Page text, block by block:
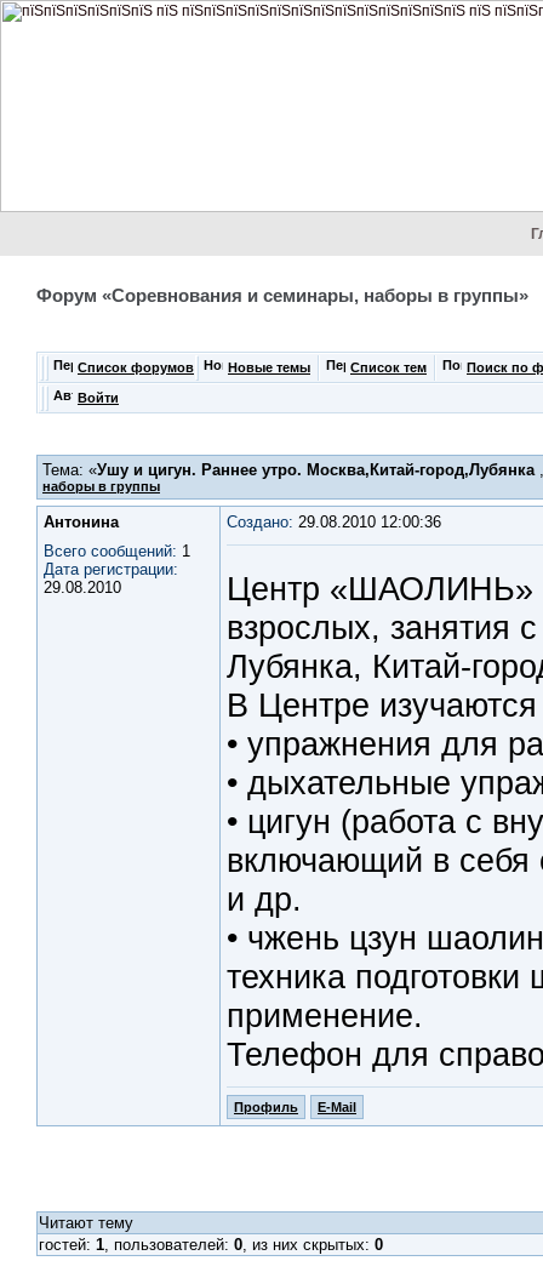
Форум «Соревнования и семинары, наборы в группы»
Список форумов Новые темы Список тем Поиск по
Войти
Тема: «Ушу и цигун. Раннее утро. Москва,Китай-город,Лубянка,
наборы в группы
Антонина
Всего сообщений: 1
Дата регистрации:
29.08.2010
Создано: 29.08.2010 12:00:36
Центр «ШАОЛИНЬ»
взрослых, занятия
Лубянка, Китай-
В Центре
• упражнения для
• дыхательные
• цигун (работа с
включающий в себя
и др.
• чжень цзун
техника
применение.
Телефон для
Профиль E-Mail
Читают тему
гостей: 1, пользователей: 0, из них скрытых: 0